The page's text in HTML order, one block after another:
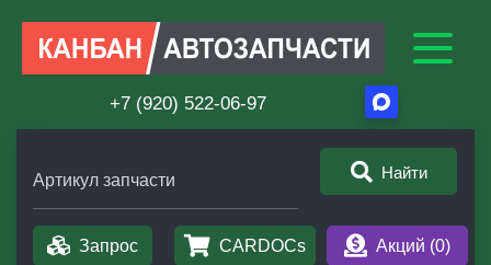
+7 (920) 522-06-97
Артикул запчасти Найти
Запрос CARDOCs Акций (0)